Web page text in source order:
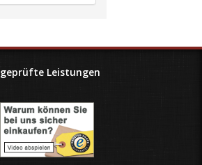
geprüfte Leistungen